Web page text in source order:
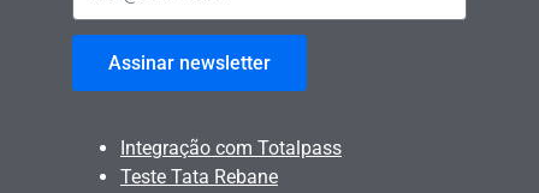
Assinar newsletter
Integração com Totalpass
Teste Tata Rebane